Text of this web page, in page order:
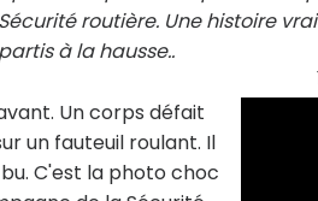
routière. Une histoire
à la hausse..
Un corps défait
un fauteuil roulant. Il
C'est la photo choc